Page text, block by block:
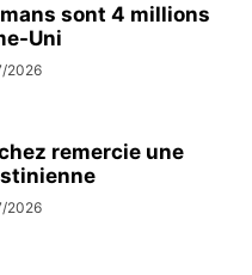
sont 4 millions
Uni
2026
remercie une
2026